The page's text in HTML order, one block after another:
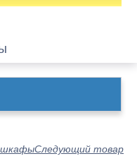
Следующий товар
шкафы